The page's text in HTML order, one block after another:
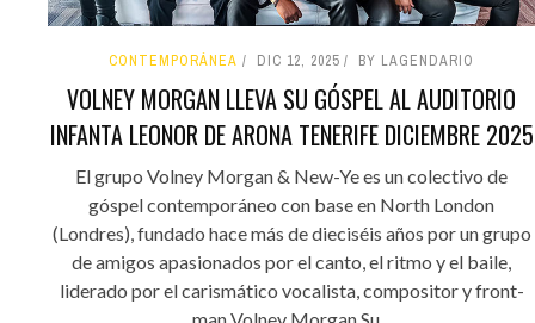
CONTEMPORÁNEA DIC 12, 2025 BY LAGENDARIO
VOLNEY MORGAN LLEVA SU GÓSPEL AL AUDITORIO
INFANTA LEONOR DE ARONA TENERIFE DICIEMBRE 2025
El grupo Volney Morgan & New-Ye es un colectivo de
góspel contemporáneo con base en North London
(Londres), fundado hace más de dieciséis años por un grupo
de amigos apasionados por el canto, el ritmo y el baile,
liderado por el carismático vocalista, compositor y front-